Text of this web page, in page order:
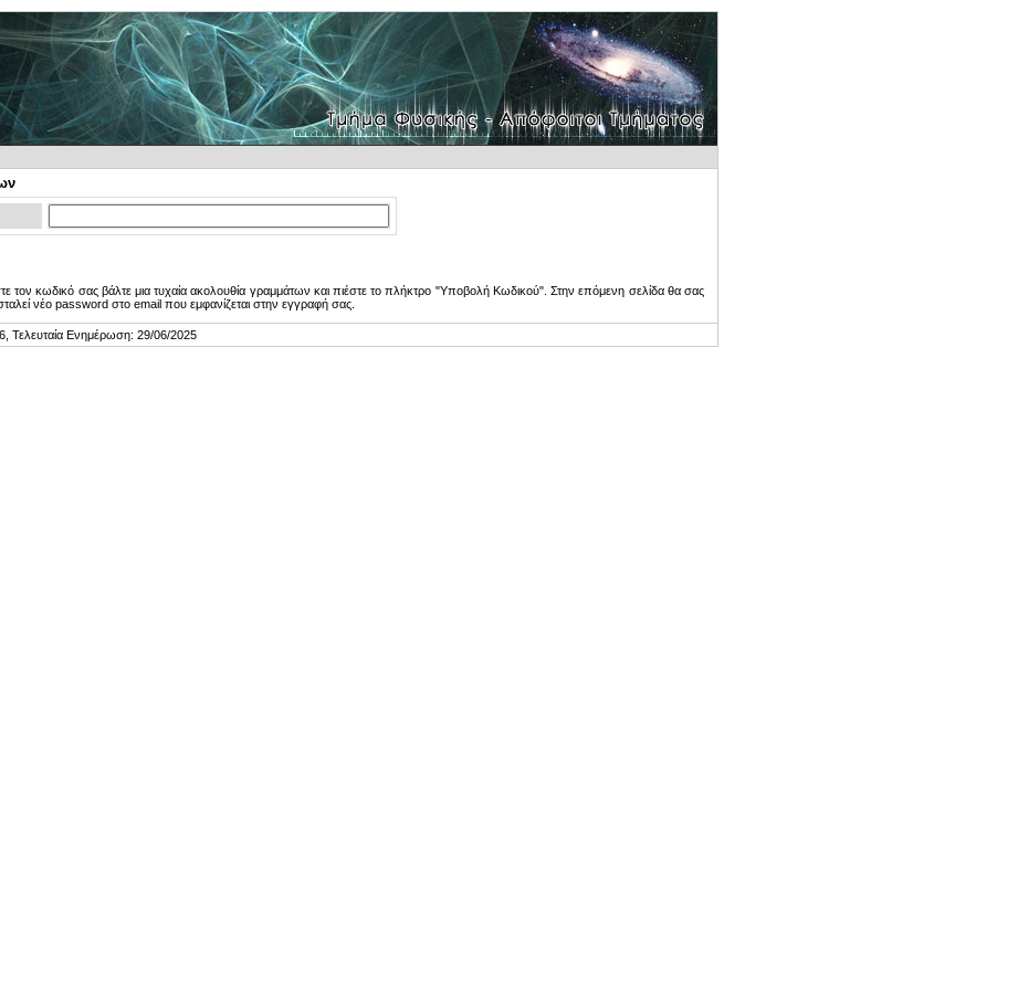
τον κωδικό σας βάλτε μια τυχαία ακολουθία γραμμάτων και πιέστε το πλήκτρο "Υποβολή Κωδικού". Στην επόμενη σελίδα θα σας
νέο password στο email που εμφανίζεται στην εγγραφή σας.
Τελευταία Ενημέρωση: 29/06/2025